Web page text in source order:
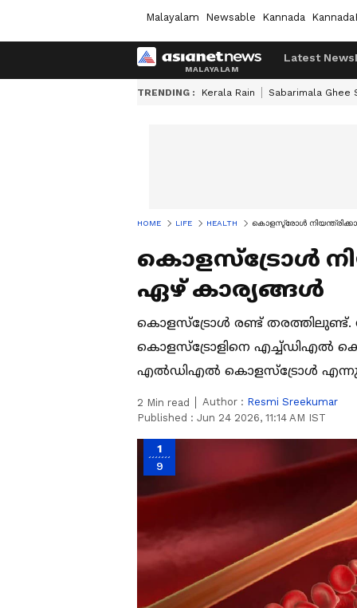
Malayalam Newsable Kannada
Latest News
TRENDING : Kerala Rain Sabarimala Ghee
HOME LIFE HEALTH കൊളസ്ട്രോൾ
കൊളസ്ട്രോൾ
ഏഴ് കാര്യങ്ങൾ
കൊളസ്ട്രോൾ രണ്ട് തരത്തിലുണ്ട്.
കൊളസ്ട്രോളിനെ എച്ച്ഡിഎൽ
എൽഡിഎൽ കൊളസ്ട്രോൾ
2 Min read Author : Resmi Sreekumar
Published : Jun 24 2026, 11:14 AM IST
1
9